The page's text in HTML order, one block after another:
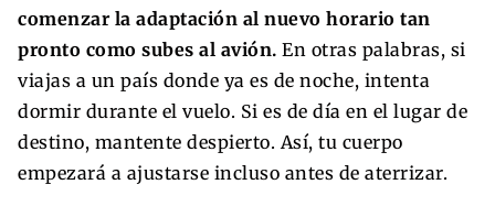
comenzar la adaptación al nuevo horario tan
pronto como subes al avión. En otras palabras, si
viajas a un país donde ya es de noche, intenta
dormir durante el vuelo. Si es de día en el lugar de
destino, mantente despierto. Así, tu cuerpo
empezará a ajustarse incluso antes de aterrizar.